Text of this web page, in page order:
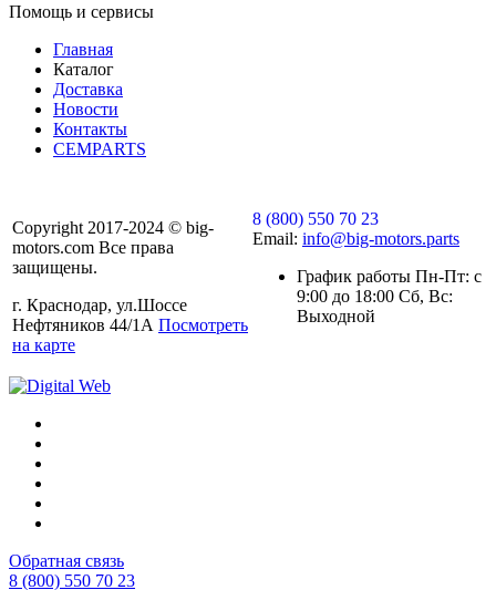
Помощь и сервисы
Главная
Каталог
Доставка
Новости
Контакты
CEMPARTS
Copyright 2017-2024 © big-
motors.com Все права
защищены.
г. Краснодар, ул.Шоссе
Нефтяников 44/1А Посмотреть
на карте
8 (800) 550 70 23
Email: info@big-motors.parts
График работы Пн-Пт: с
9:00 до 18:00 Сб, Вс:
Выходной
Обратная связь
8 (800) 550 70 23